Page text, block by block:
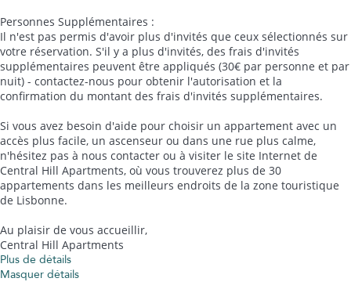
Personnes Supplémentaires :
Il n'est pas permis d'avoir plus d'invités que ceux sélectionnés sur
votre réservation. S'il y a plus d'invités, des frais d'invités
supplémentaires peuvent être appliqués (30€ par personne et par
nuit) - contactez-nous pour obtenir l'autorisation et la
confirmation du montant des frais d'invités supplémentaires.
Si vous avez besoin d'aide pour choisir un appartement avec un
accès plus facile, un ascenseur ou dans une rue plus calme,
n'hésitez pas à nous contacter ou à visiter le site Internet de
Central Hill Apartments, où vous trouverez plus de 30
appartements dans les meilleurs endroits de la zone touristique
de Lisbonne.
Au plaisir de vous accueillir,
Central Hill Apartments
Plus de détails
Masquer détails